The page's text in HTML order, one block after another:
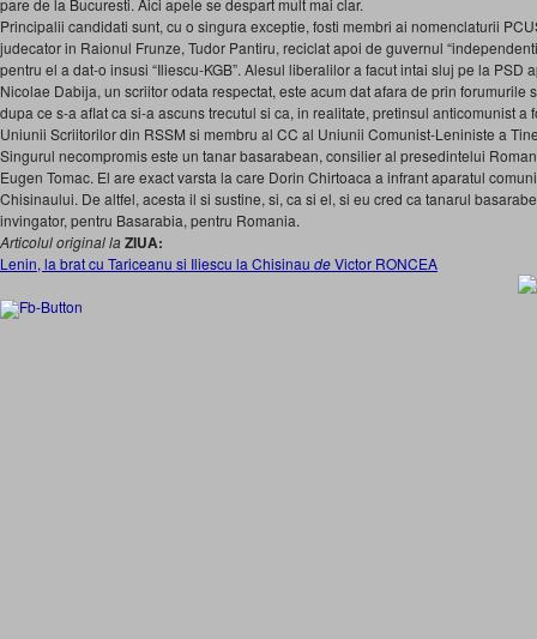
pare de la Bucuresti. Aici apele se despart mult mai clar.
Principalii candidati sunt, cu o singura exceptie, fosti membri ai nomenclaturii
judecator in Raionul Frunze, Tudor Pantiru, reciclat apoi de guvernul
pentru el a dat-o insusi “Iliescu-KGB”. Alesul liberalilor a facut intai sluj pe la PSD
Nicolae Dabija, un scriitor odata respectat, este acum dat afara de prin forumurile
dupa ce s-a aflat ca si-a ascuns trecutul si ca, in realitate, pretinsul anticomunist a
Uniunii Scriitorilor din RSSM si membru al CC al Uniu­nii Comunist-Leniniste a
Singurul necompromis este un tanar basarabean, consilier al presedintelui
Eugen Tomac. El are exact varsta la care Dorin Chirtoaca a infrant aparatul
Chisinaului. De altfel, acesta il si sustine, si, ca si el, si eu cred ca tanarul
invingator, pentru Basarabia, pentru Romania.
Articolul original laZIUA:
Lenin, la brat cu Tariceanu si Iliescu la Chisinau deVictor RONCEA